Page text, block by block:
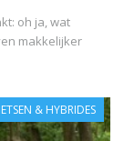
oh ja, wat
makkelijker
& HYBRIDES